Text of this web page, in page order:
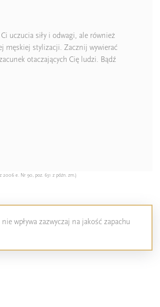
uczucia siły i odwagi, ale również
męskiej stylizacji. Zacznij wywierać
otaczających Cię ludzi. Bądź
2006 e. Nr 90, poz. 631 z późn. zm.)
wpływa zazwyczaj na jakość zapachu